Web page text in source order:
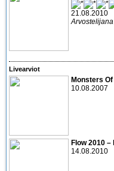
21.08.2010
Livearviot
Monsters Of
10.08.2007
Flow 2010 –
14.08.2010